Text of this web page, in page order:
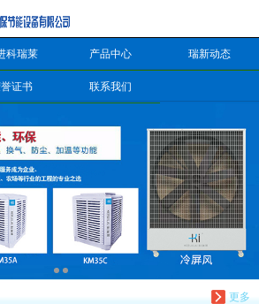
科瑞莱 产品中心 瑞新动态
证书 联系我们
更多